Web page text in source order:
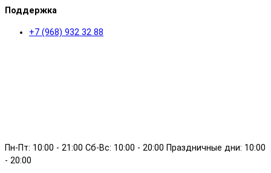
Поддержка
+7 (968) 932 32 88
Пн-Пт: 10:00 - 21:00 Сб-Вс: 10:00 - 20:00 Праздничные дни: 10:00
- 20:00